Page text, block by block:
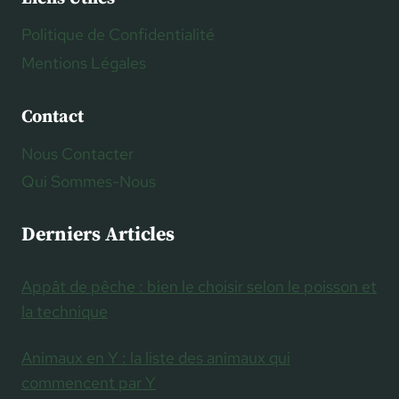
Politique de Confidentialité
Mentions Légales
Contact
Nous Contacter
Qui Sommes-Nous
Derniers Articles
Appât de pêche : bien le choisir selon le poisson et
la technique
Animaux en Y : la liste des animaux qui
commencent par Y